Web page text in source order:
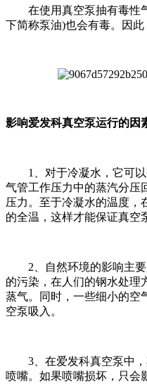
在使用真空泵抽有毒性气
下简称泵油)也会有毒。因此
影响爱发科真空泵运行的因
1、对于冷凝水，它可以
气管工作压力中的蒸汽分压
压力。至于冷凝水的温度，
的全温，这样才能保证真空
2、自然环境的影响主要
的污染，在人们的钢水处理
蒸气。同时，一些细小的空
空泵吸入。
3、在爱发科真空泵中，
喷嘴。如果喷嘴损坏，只会